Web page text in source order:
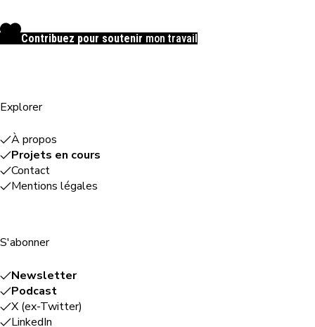
Contribuez pour soutenir mon travail
Explorer
À propos
Projets en cours
Contact
Mentions légales
S'abonner
Newsletter
Podcast
X (ex-Twitter)
LinkedIn